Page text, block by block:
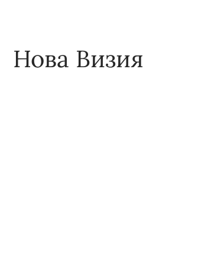
main
content
footer
Нова Визия